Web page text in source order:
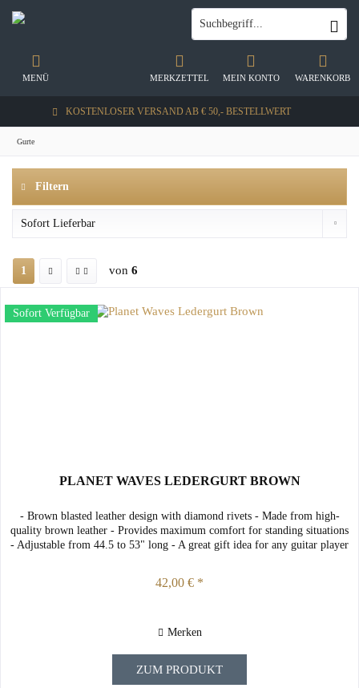
KOSTENLOSER VERSAND AB € 50,- BESTELLWERT
WARENKORB
MERKZETTEL MEIN KONTO
MENÜ
Gurte
Filtern
1 von 6
Sofort Verfügbar
PLANET WAVES LEDERGURT BROWN
- Brown blasted leather design with diamond rivets - Made from high-
quality brown leather - Provides maximum comfort for standing situations
- Adjustable from 44.5 to 53" long - A great gift idea for any guitar player
42,00 € *
Merken
ZUM PRODUKT